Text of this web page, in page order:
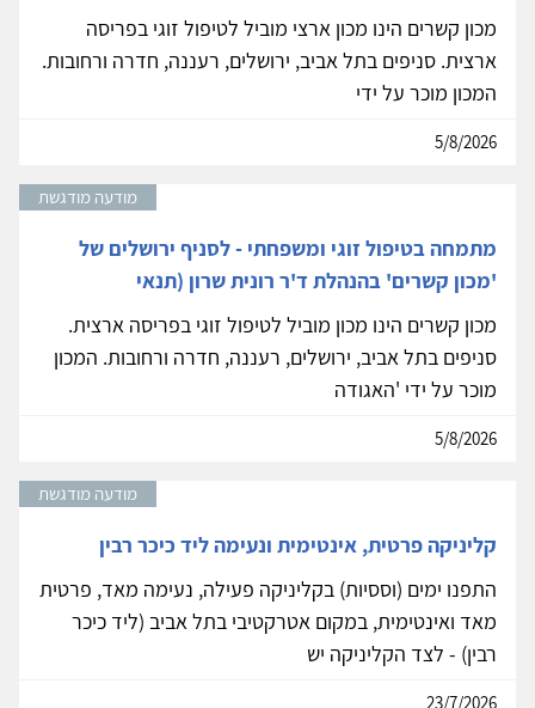
מכון קשרים הינו מכון ארצי מוביל לטיפול זוגי בפריסה
ארצית. סניפים בתל אביב, ירושלים, רעננה, חדרה ורחובות.
המכון מוכר על ידי
5/8/2026
מודעה מודגשת
מתמחה בטיפול זוגי ומשפחתי - לסניף ירושלים של
'מכון קשרים' בהנהלת ד'ר רונית שרון (תנאי
מכון קשרים הינו מכון מוביל לטיפול זוגי בפריסה ארצית.
סניפים בתל אביב, ירושלים, רעננה, חדרה ורחובות. המכון
מוכר על ידי 'האגודה
5/8/2026
מודעה מודגשת
קליניקה פרטית, אינטימית ונעימה ליד כיכר רבין
התפנו ימים (וססיות) בקליניקה פעילה, נעימה מאד, פרטית
מאד ואינטימית, במקום אטרקטיבי בתל אביב (ליד כיכר
רבין) - לצד הקליניקה יש
23/7/2026